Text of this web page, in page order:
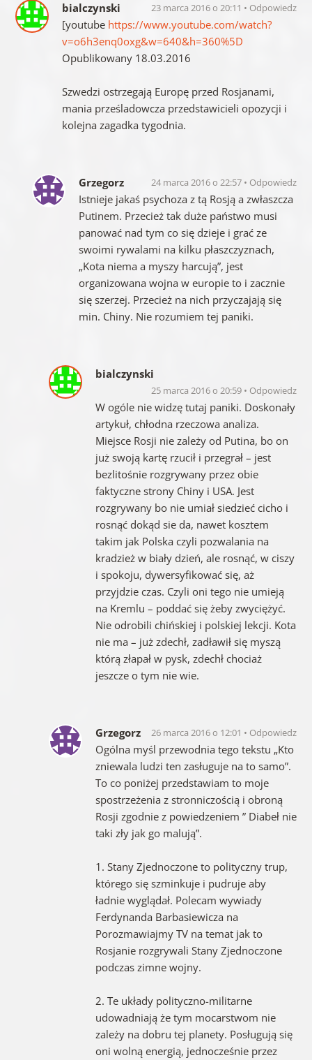
bialczynski 23 marca 2016 o 20:11 Odpowiedz
[youtube https://www.youtube.com/watch?
v=o6h3enq0oxg&w=640&h=360%5D
Opublikowany 18.03.2016
Szwedzi ostrzegają Europę przed Rosjanami,
mania prześladowcza przedstawicieli opozycji i
kolejna zagadka tygodnia.
Grzegorz 24 marca 2016 o 22:57 Odpowiedz
Istnieje jakaś psychoza z tą Rosją a zwłaszcza
Putinem. Przecież tak duże państwo musi
panować nad tym co się dzieje i grać ze
swoimi rywalami na kilku płaszczyznach,
„Kota niema a myszy harcują”, jest
organizowana wojna w europie to i zacznie
się szerzej. Przecież na nich przyczajają się
min. Chiny. Nie rozumiem tej paniki.
bialczynski
25 marca 2016 o 20:59 Odpowiedz
W ogóle nie widzę tutaj paniki. Doskonały
artykuł, chłodna rzeczowa analiza.
Miejsce Rosji nie zależy od Putina, bo on
już swoją kartę rzucił i przegrał – jest
bezlitośnie rozgrywany przez obie
faktyczne strony Chiny i USA. Jest
rozgrywany bo nie umiał siedzieć cicho i
rosnąć dokąd sie da, nawet kosztem
takim jak Polska czyli pozwalania na
kradzież w biały dzień, ale rosnąć, w ciszy
i spokoju, dywersyfikować się, aż
przyjdzie czas. Czyli oni tego nie umieją
na Kremlu – poddać się żeby zwyciężyć.
Nie odrobili chińskiej i polskiej lekcji. Kota
nie ma – już zdechł, zadławił się myszą
którą złapał w pysk, zdechł chociaż
jeszcze o tym nie wie.
Grzegorz 26 marca 2016 o 12:01 Odpowiedz
Ogólna myśl przewodnia tego tekstu „Kto
zniewala ludzi ten zasługuje na to samo”.
To co poniżej przedstawiam to moje
spostrzeżenia z stronniczością i obroną
Rosji zgodnie z powiedzeniem ” Diabeł nie
taki zły jak go malują”.
1. Stany Zjednoczone to polityczny trup,
którego się szminkuje i pudruje aby
ładnie wyglądał. Polecam wywiady
Ferdynanda Barbasiewicza na
Porozmawiajmy TV na temat jak to
Rosjanie rozgrywali Stany Zjednoczone
podczas zimne wojny.
2. Te układy polityczno-militarne
udowadniają że tym mocarstwom nie
zależy na dobru tej planety. Posługują się
oni wolną energią, jednocześnie przez